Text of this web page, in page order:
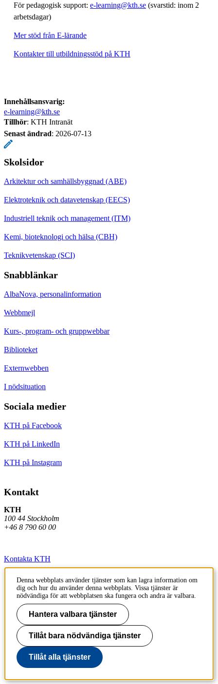
För pedagogisk support: e-learning@kth.se (svarstid: inom 2
arbetsdagar)
Mer stöd från E-lärande
Kontakter till utbildningsstöd på KTH
Innehållsansvarig:
e-learning@kth.se
Tillhör: KTH Intranät
Senast ändrad: 2026-07-13
Skolsidor
Arkitektur och samhällsbyggnad (ABE)
Elektroteknik och datavetenskap (EECS)
Industriell teknik och management (ITM)
Kemi, bioteknologi och hälsa (CBH)
Teknikvetenskap (SCI)
Snabblänkar
AlbaNova, personalinformation
Webbmejl
Kurs-, program- och gruppwebbar
Biblioteket
Externwebben
I nödsituation
Sociala medier
KTH på Facebook
KTH på LinkedIn
KTH på Instagram
Kontakt
KTH
100 44 Stockholm
+46 8 790 60 00
Kontakta KTH
Jobba på KTH
Press och media
Faktura och betalning KTH
Om KTH:s webbplatser
Tillgänglighetsredogörelse
Denna webbplats använder tjänster som kan lagra information om
dig och hur du använder denna webbplats. Vissa tjänster är
nödvändiga för att webbplatsen ska fungera och andra är valbara.
Hantera valbara tjänster
Tillåt bara nödvändiga tjänster
Tillåt alla tjänster